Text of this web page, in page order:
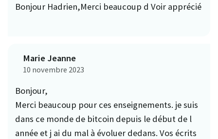
Bonjour Hadrien,Merci beaucoup d Voir apprécié
Marie Jeanne
10 novembre 2023
Bonjour,
Merci beaucoup pour ces enseignements. je suis
dans ce monde de bitcoin depuis le début de l
année et j ai du mal à évoluer dedans. Vos écrits